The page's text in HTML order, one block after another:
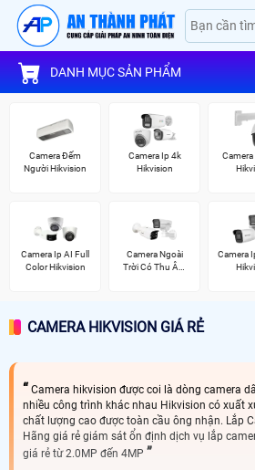
DANH MỤC SẢN PHẨM
Camera Đếm
Người Hikvision
Camera Ip 4k
Hikvision
Camera Ip AI Full
Color Hikvision
Camera Ngoài
Trời Có Thu Âm
Camera
CAMERA HIKVISION GIÁ RẺ
Camera hikvision được coi là dòng camera
nhiều công trình khác nhau Hikvision có xuất
chất lượng cao được toàn cầu ông nhận. Lắp
Hãng giá rẻ giám sát ổn định dịch vụ lắp
giá rẻ từ 2.0MP đến 4MP